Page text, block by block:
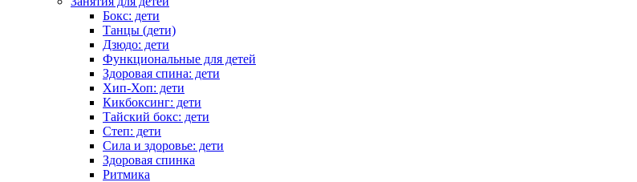
Бокс: дети
Танцы (дети)
Дзюдо: дети
Функциональные для детей
Здоровая спина: дети
Хип-Хоп: дети
Кикбоксинг: дети
Тайский бокс: дети
Степ: дети
Сила и здоровье: дети
Здоровая спинка
Ритмика